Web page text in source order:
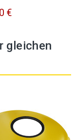
€
gleichen